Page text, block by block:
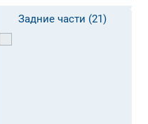
Задние части (21)